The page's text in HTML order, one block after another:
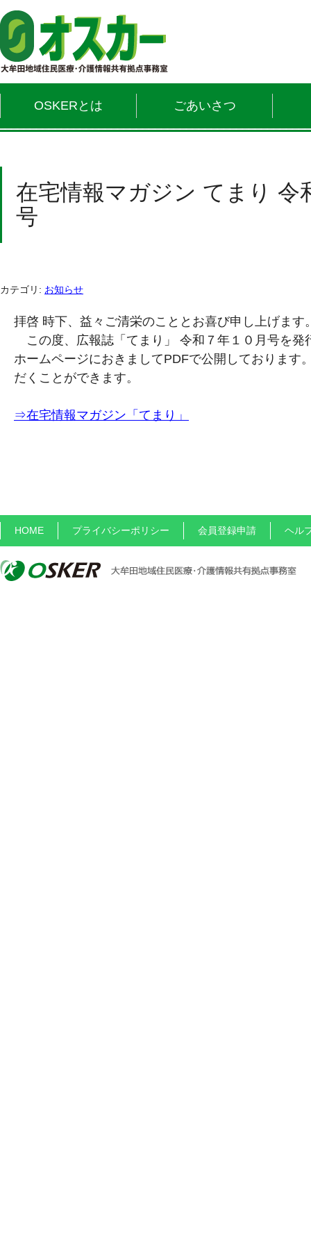
OSKERとは ごあいさつ
在宅情報マガジン てまり 令
号
カテゴリ: お知らせ
拝啓 時下、益々ご清栄のこととお喜び申し上げます
この度、広報誌「てまり」 令和７年１０月号を発
ホームページにおきましてPDFで公開しております
だくことができます。
⇒在宅情報マガジン「てまり」
HOME プライバシーポリシー 会員登録申請 ヘル